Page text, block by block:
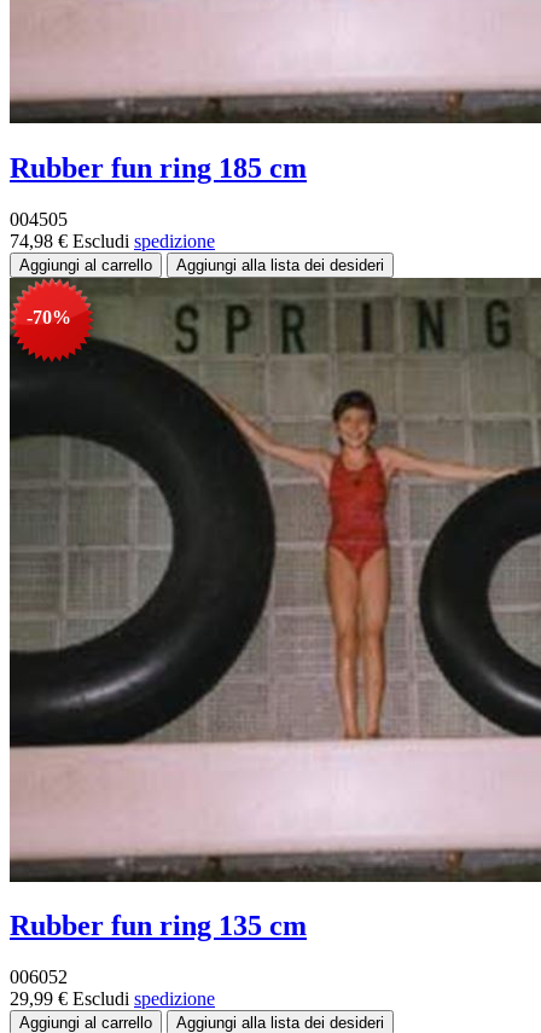
Rubber fun ring 185 cm
004505
74,98 € Escludi spedizione
-70%
Rubber fun ring 135 cm
006052
29,99 € Escludi spedizione